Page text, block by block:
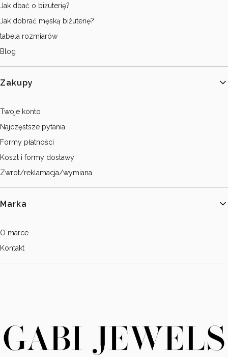
Jak dbać o biżuterię?
Jak dobrać męską biżuterię?
tabela rozmiarów
Blog
Zakupy
Twoje konto
Najczęstsze pytania
Formy płatności
Koszt i formy dostawy
Zwrot/reklamacja/wymiana
Marka
O marce
Kontakt